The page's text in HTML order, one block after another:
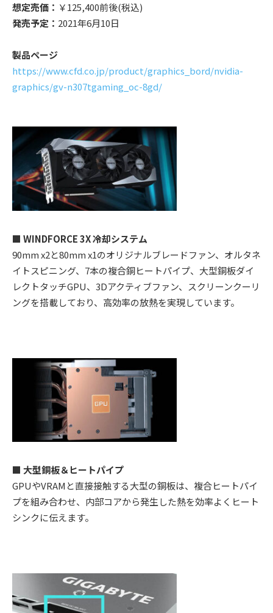
想定売価： ￥125,400前後(税込)
発売予定： 2021年6月10日
製品ページ
https://www.cfd.co.jp/product/graphics_bord/nvidia-
graphics/gv-n307tgaming_oc-8gd/
■ WINDFORCE 3X 冷却システム
90mm x2と80mm x1のオリジナルブレードファン、オルタネ
イトスピニング、7本の複合銅ヒートパイプ、大型銅板ダイ
レクトタッチGPU、3Dアクティブファン、スクリーンクーリ
ングを搭載しており、高効率の放熱を実現しています。
■ 大型銅板＆ヒートパイプ
GPUやVRAMと直接接触する大型の銅板は、複合ヒートパイ
プを組み合わせ、内部コアから発生した熱を効率よくヒート
シンクに伝えます。